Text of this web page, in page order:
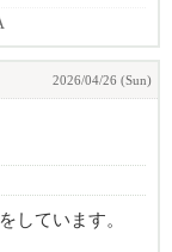
2026/04/26 (Sun)
しています。